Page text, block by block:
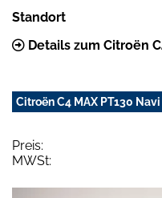
Standort
Details zum Citroën
Citroën C4 MAX PT130
Preis:
MWSt: